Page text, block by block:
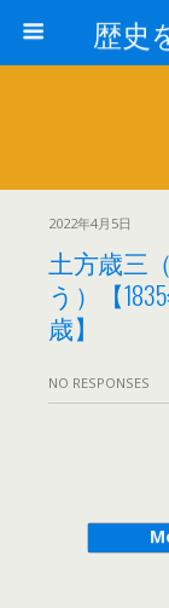
歴史
2022年4月5日
土方歳三
う）【
歳】
NO RESPONSES